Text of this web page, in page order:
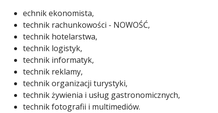
echnik ekonomista,
technik rachunkowości - NOWOŚĆ,
technik hotelarstwa,
technik logistyk,
technik informatyk,
technik reklamy,
technik organizacji turystyki,
technik żywienia i usług gastronomicznych,
technik fotografii i multimediów.